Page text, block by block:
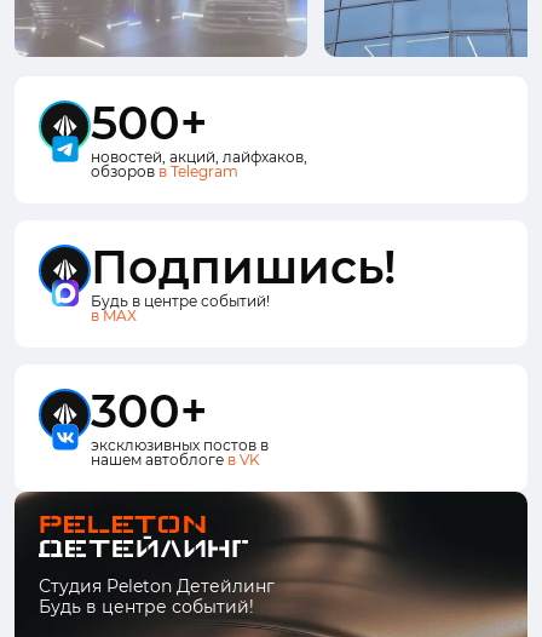
500+
новостей, акций, лайфхаков,
обзоров в Telegram
Подпишись!
Будь в центре событий!
в MAX
300+
эксклюзивных постов в
нашем автоблоге в VK
Студия Peleton Детейлинг
Будь в центре событий!